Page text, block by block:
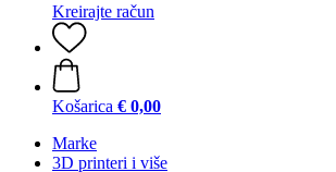
Kreirajte račun
Košarica € 0,00
Marke
3D printeri i više